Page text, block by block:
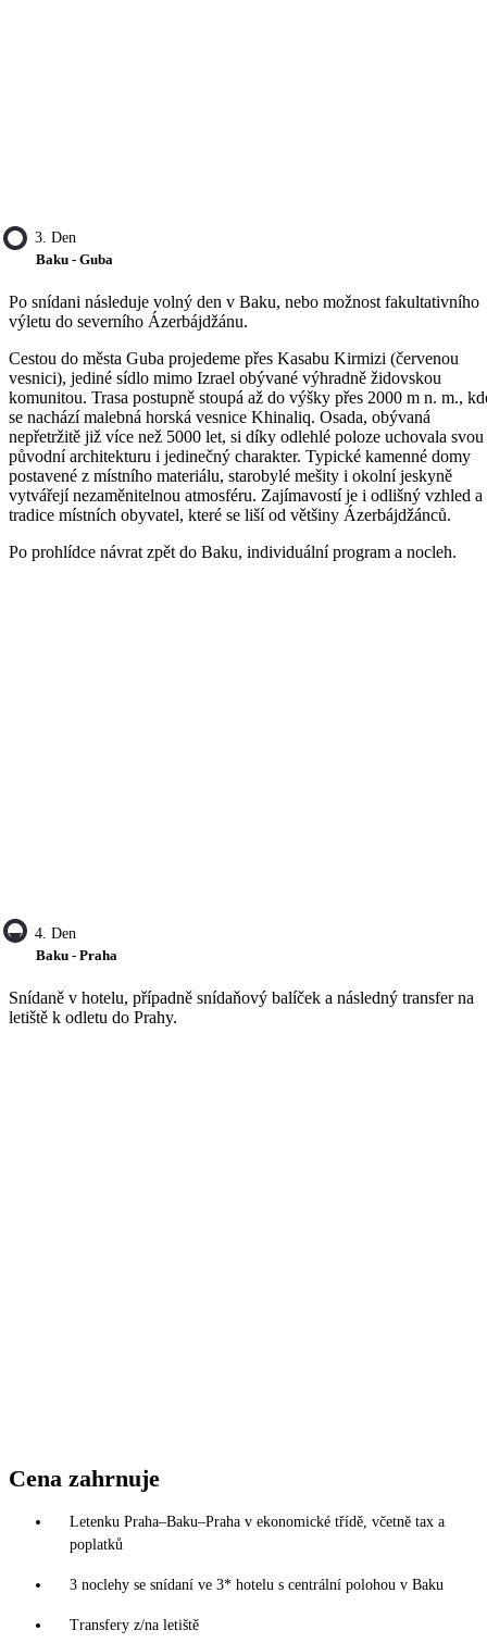
3. Den
Baku - Guba
Po snídani následuje volný den v Baku, nebo možnost fakultativního
výletu do severního Ázerbájdžánu.
Cestou do města Guba projedeme přes Kasabu Kirmizi (červenou
vesnici), jediné sídlo mimo Izrael obývané výhradně židovskou
komunitou. Trasa postupně stoupá až do výšky přes 2000 m n. m.,
se nachází malebná horská vesnice Khinaliq. Osada, obývaná
nepřetržitě již více než 5000 let, si díky odlehlé poloze uchovala svou
původní architekturu i jedinečný charakter. Typické kamenné domy
postavené z místního materiálu, starobylé mešity i okolní jeskyně
vytvářejí nezaměnitelnou atmosféru. Zajímavostí je i odlišný vzhled a
tradice místních obyvatel, které se liší od většiny Ázerbájdžánců.
Po prohlídce návrat zpět do Baku, individuální program a nocleh.
4. Den
Baku - Praha
Snídaně v hotelu, případně snídaňový balíček a následný transfer na
letiště k odletu do Prahy.
Cena zahrnuje
Letenku Praha–Baku–Praha v ekonomické třídě, včetně tax a
poplatků
3 noclehy se snídaní ve 3* hotelu s centrální polohou v Baku
Transfery z/na letiště